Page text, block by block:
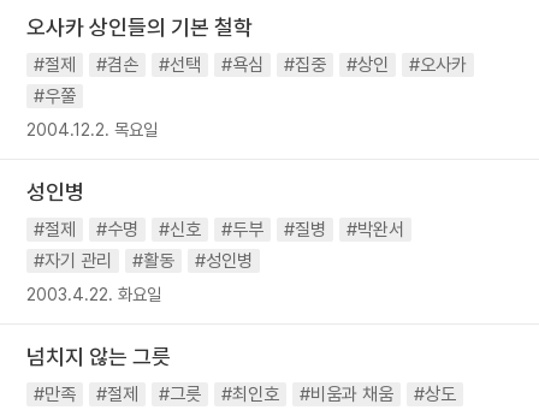
오사카 상인들의 기본 철학
#절제 #겸손 #선택 #욕심 #집중 #상인
#오사카
#우쭐
2004.12.2. 목요일
성인병
#절제 #수명 #신호 #두부 #질병
#박완서
#자기 관리
#활동 #성인병
2003.4.22. 화요일
넘치지 않는 그릇
#만족 #절제 #그릇 #최인호 #비움과 채움
#상도